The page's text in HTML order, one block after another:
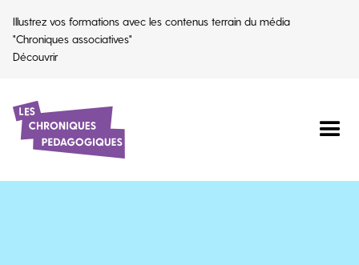
Illustrez vos formations avec les contenus terrain du média
"Chroniques associatives"
Découvrir